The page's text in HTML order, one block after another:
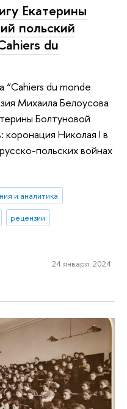
Екатерины
польский
du
du monde
Михаила Белоусова
Болтуновой
Николая I в
польских войнах
и аналитика
рецензии
24 января 2024